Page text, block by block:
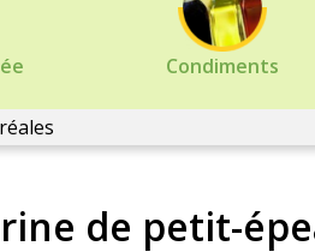
Condiments
de petit-